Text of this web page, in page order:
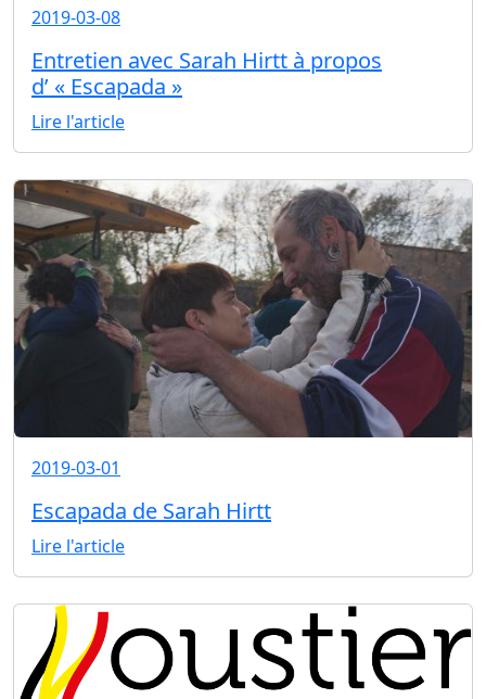
2019-03-08
Entretien avec Sarah Hirtt à propos
d’ « Escapada »
Lire l'article
2019-03-01
Escapada de Sarah Hirtt
Lire l'article